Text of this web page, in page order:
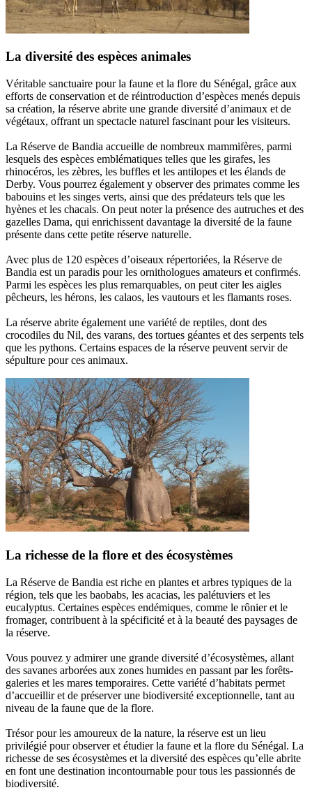
La diversité des espèces animales
Véritable sanctuaire pour la faune et la flore du Sénégal, grâce aux
efforts de conservation et de réintroduction d’espèces menés depuis
sa création, la réserve abrite une grande diversité d’animaux et de
végétaux, offrant un spectacle naturel fascinant pour les visiteurs.
La Réserve de Bandia accueille de nombreux mammifères, parmi
lesquels des espèces emblématiques telles que les girafes, les
rhinocéros, les zèbres, les buffles et les antilopes et les élands de
Derby. Vous pourrez également y observer des primates comme les
babouins et les singes verts, ainsi que des prédateurs tels que les
hyènes et les chacals. On peut noter la présence des autruches et des
gazelles Dama, qui enrichissent davantage la diversité de la faune
présente dans cette petite réserve naturelle.
Avec plus de 120 espèces d’oiseaux répertoriées, la Réserve de
Bandia est un paradis pour les ornithologues amateurs et confirmés.
Parmi les espèces les plus remarquables, on peut citer les aigles
pêcheurs, les hérons, les calaos, les vautours et les flamants roses.
La réserve abrite également une variété de reptiles, dont des
crocodiles du Nil, des varans, des tortues géantes et des serpents tels
que les pythons. Certains espaces de la réserve peuvent servir de
sépulture pour ces animaux.
La richesse de la flore et des écosystèmes
La Réserve de Bandia est riche en plantes et arbres typiques de la
région, tels que les baobabs, les acacias, les palétuviers et les
eucalyptus. Certaines espèces endémiques, comme le rônier et le
fromager, contribuent à la spécificité et à la beauté des paysages de
la réserve.
Vous pouvez y admirer une grande diversité d’écosystèmes, allant
des savanes arborées aux zones humides en passant par les forêts-
galeries et les mares temporaires. Cette variété d’habitats permet
d’accueillir et de préserver une biodiversité exceptionnelle, tant au
niveau de la faune que de la flore.
Trésor pour les amoureux de la nature, la réserve est un lieu
privilégié pour observer et étudier la faune et la flore du Sénégal. La
richesse de ses écosystèmes et la diversité des espèces qu’elle abrite
en font une destination incontournable pour tous les passionnés de
biodiversité.